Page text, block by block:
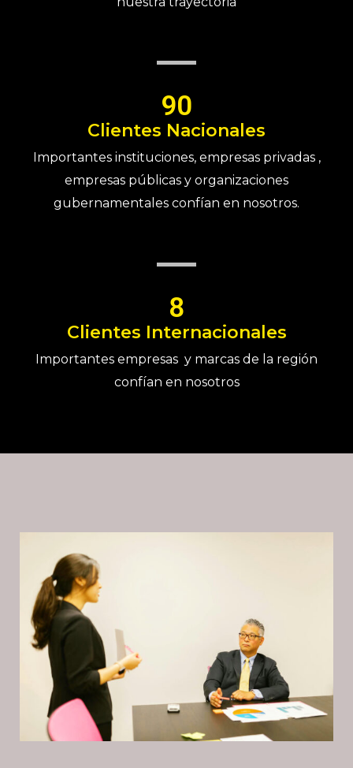
90
Clientes Nacionales
Importantes instituciones, empresas privadas ,
empresas públicas y organizaciones
gubernamentales confían en nosotros.
8
Clientes Internacionales
Importantes empresas y marcas de la región
confían en nosotros